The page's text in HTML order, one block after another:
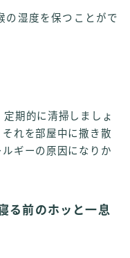
の湿度を保つことがで
定期的に清掃しましょ
れを部屋中に撒き散
ギーの原因になりか
る前のホッと一息